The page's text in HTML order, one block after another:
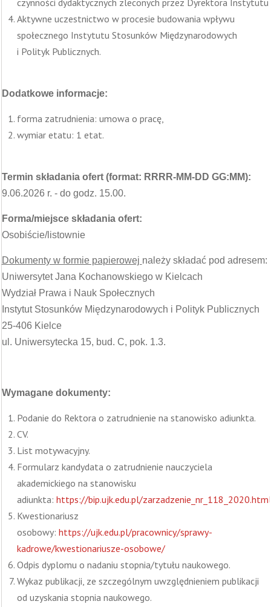
czynności dydaktycznych zleconych przez Dyrektora Instytutu
Aktywne uczestnictwo w procesie budowania wpływu
społecznego Instytutu Stosunków Międzynarodowych
i Polityk Publicznych.
Dodatkowe informacje:
forma zatrudnienia: umowa o pracę,
wymiar etatu: 1 etat.
Termin składania ofert (format: RRRR-MM-DD GG:MM):
9.06.2026 r. - do godz. 15.00.
Forma/miejsce składania ofert:
Osobiście/listownie
Dokumenty w formie papierowej należy składać pod adresem:
Uniwersytet Jana Kochanowskiego w Kielcach
Wydział Prawa i Nauk Społecznych
Instytut Stosunków Międzynarodowych i Polityk Publicznych
25-406 Kielce
ul. Uniwersytecka 15, bud. C, pok. 1.3.
Wymagane dokumenty:
Podanie do Rektora o zatrudnienie na stanowisko adiunkta.
CV.
List motywacyjny.
Formularz kandydata o zatrudnienie nauczyciela
akademickiego na stanowisku
adiunkta: https://bip.ujk.edu.pl/zarzadzenie_nr_118_2020.html
Kwestionariusz
osobowy: https://ujk.edu.pl/pracownicy/sprawy-
kadrowe/kwestionariusze-osobowe/
Odpis dyplomu o nadaniu stopnia/tytułu naukowego.
Wykaz publikacji, ze szczególnym uwzględnieniem publikacji
od uzyskania stopnia naukowego.